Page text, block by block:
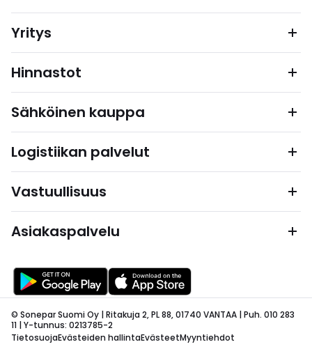
Yritys
Hinnastot
Sähköinen kauppa
Logistiikan palvelut
Vastuullisuus
Asiakaspalvelu
© Sonepar Suomi Oy | Ritakuja 2, PL 88, 01740 VANTAA | Puh. 010 283
11 | Y-tunnus: 0213785-2
TietosuojaEvästeiden hallintaEvästeetMyyntiehdot